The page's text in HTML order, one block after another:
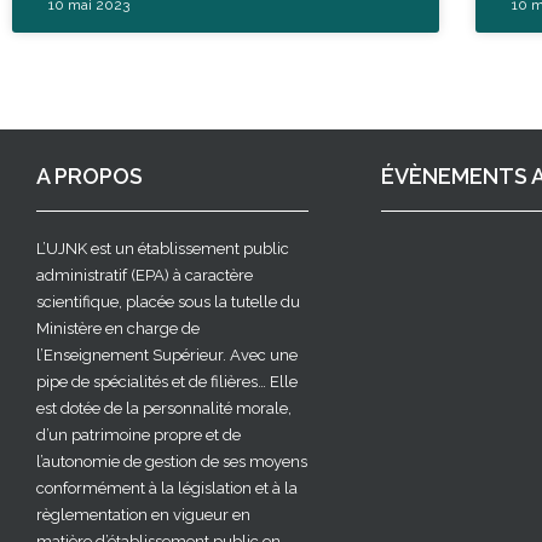
10 mai 2023 10
A PROPOS
L’UJNK est un établissement public
administratif (EPA) à caractère
scientifique, placée sous la tutelle du
Ministère en charge de
l’Enseignement Supérieur. Avec une
pipe de spécialités et de filières… Elle
est dotée de la personnalité morale,
d’un patrimoine propre et de
l’autonomie de gestion de ses moyens
conformément à la législation et à la
règlementation en vigueur en
ÉVÈNEMENTS